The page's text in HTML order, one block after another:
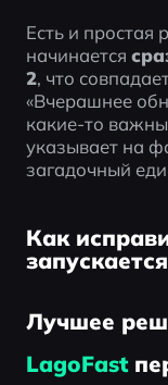
Есть и простая
начинается
2, что
«Вчерашнее
какие-то
указывает на
загадочный
Как
Лучшее
LagoFast